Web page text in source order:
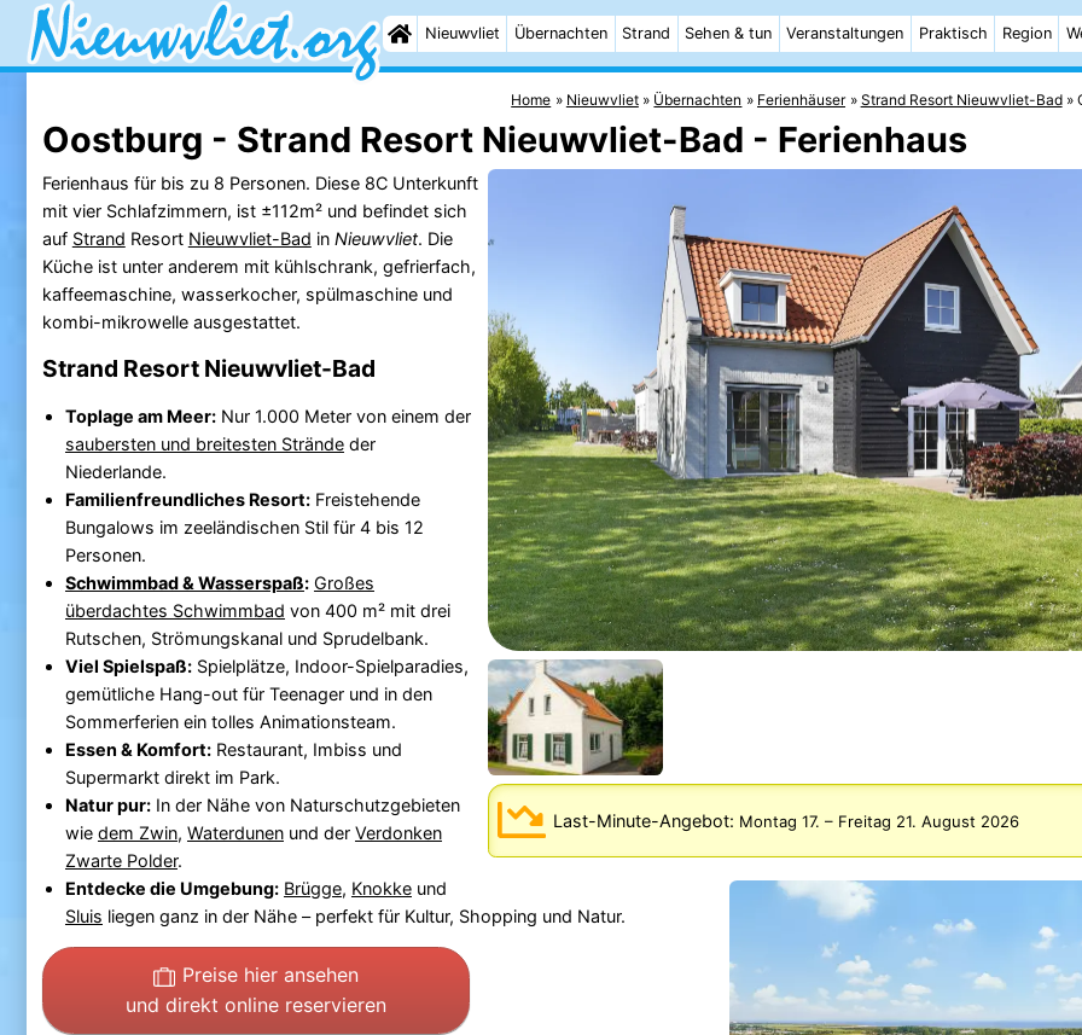
Nieuwvliet Übernachten Strand Sehen & tun Veranstaltungen Praktisch Region
Home Nieuwvliet Übernachten Ferienhäuser Strand Resort Nieuwvliet-Bad
Oostburg - Strand Resort Nieuwvliet-Bad - Ferienhaus
Last-Minute-Angebot: Montag 17. – Freitag 21. August 2026
Ferienhaus für bis zu 8 Personen. Diese 8C Unterkunft
mit vier Schlafzimmern, ist ±112m² und befindet sich
auf Strand Resort Nieuwvliet-Bad in Nieuwvliet. Die
Küche ist unter anderem mit kühlschrank, gefrierfach,
kaffeemaschine, wasserkocher, spülmaschine und
kombi-mikrowelle ausgestattet.
Strand Resort Nieuwvliet-Bad
Toplage am Meer:Nur 1.000 Meter von einem der
saubersten und breitesten Strändeder
Niederlande.
Familienfreundliches Resort:Freistehende
Bungalows im zeeländischen Stil für 4 bis 12
Personen.
Schwimmbad & Wasserspaß: Großes
überdachtes Schwimmbad von 400 m² mit drei
Rutschen, Strömungskanal und Sprudelbank.
Viel Spielspaß:Spielplätze, Indoor-Spielparadies,
gemütliche Hang-out für Teenager und in den
Sommerferien ein tolles Animationsteam.
Essen & Komfort:Restaurant, Imbiss und
Supermarkt direkt im Park.
Natur pur:In der Nähe von Naturschutzgebieten
wie dem Zwin, Waterdunenund der Verdonken
Zwarte Polder.
Entdecke die Umgebung: Brügge, Knokkeund
Sluis liegen ganz in der Nähe – perfekt für Kultur, Shopping und Natur.
Preise hier ansehen
und direkt online reservieren